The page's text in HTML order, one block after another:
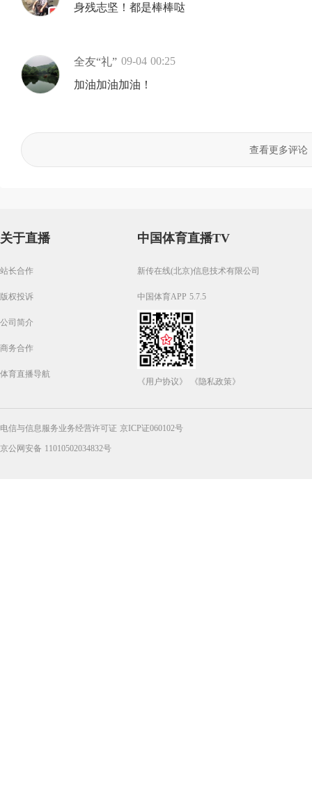
身残志坚！都是棒棒哒
全友“礼” 09-04 00:25
加油加油加油！
查看更多评论
关于直播
站长合作
版权投诉
公司简介
商务合作
体育直播导航
中国体育直播TV
新传在线(北京)信息技术有限公司
中国体育APP 5.7.5
《用户协议》 《隐私政策》
电信与信息服务业务经营许可证 京ICP证060102号
京公网安备 11010502034832号